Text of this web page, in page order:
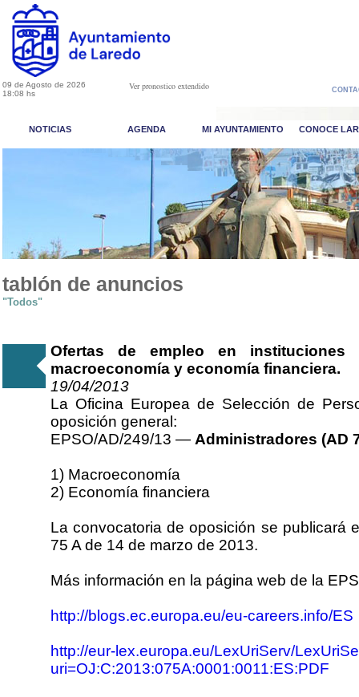
09 de Agosto de 2026
18:08 hs
Ver pronostico extendido
NOTICIAS AGENDA MI AYUNTAMIENTO CONOCE
tablón de anuncios
"Todos"
Ofertas de empleo en instituciones
macroeconomía y economía financiera.
19/04/2013
La Oficina Europea de Selección de
oposición general:
EPSO/AD/249/13 — Administradores (AD
1) Macroeconomía
2) Economía financiera
La convocatoria de oposición se publicará
75 A de 14 de marzo de 2013.
Más información en la página web de la
http://blogs.ec.europa.eu/eu-careers.info/ES
http://eur-lex.europa.eu/LexUriServ/
uri=OJ:C:2013:075A:0001:0011:ES:PDF